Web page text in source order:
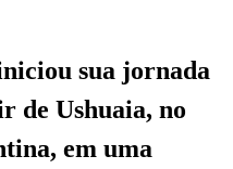
sua jornada
de Ushuaia, no
em uma